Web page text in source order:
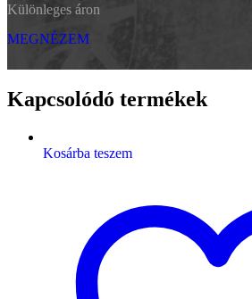
Különleges áron
MEGNÉZEM
Kapcsolódó termékek
Kosárba teszem